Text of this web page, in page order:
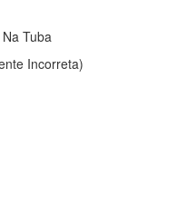
Tuba
Incorreta)